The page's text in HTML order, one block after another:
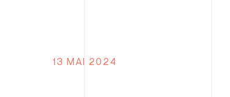
13 MAI 2024